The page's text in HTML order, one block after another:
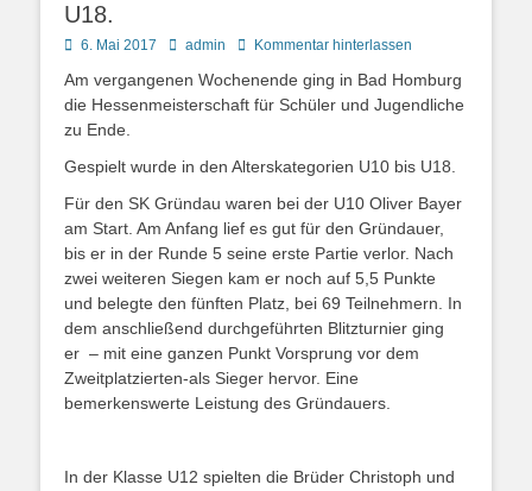
U18.
Posted
6. Mai 2017 Autoradmin Kommentar hinterlassen
Am vergangenen Wochenende ging in Bad Homburg
die Hessenmeisterschaft für Schüler und Jugendliche
zu Ende.
Gespielt wurde in den Alterskategorien U10 bis U18.
Für den SK Gründau waren bei der U10 Oliver Bayer
am Start. Am Anfang lief es gut für den Gründauer,
bis er in der Runde 5 seine erste Partie verlor. Nach
zwei weiteren Siegen kam er noch auf 5,5 Punkte
und belegte den fünften Platz, bei 69 Teilnehmern. In
dem anschließend durchgeführten Blitzturnier ging
er – mit eine ganzen Punkt Vorsprung vor dem
Zweitplatzierten-als Sieger hervor. Eine
bemerkenswerte Leistung des Gründauers.
In der Klasse U12 spielten die Brüder Christoph und